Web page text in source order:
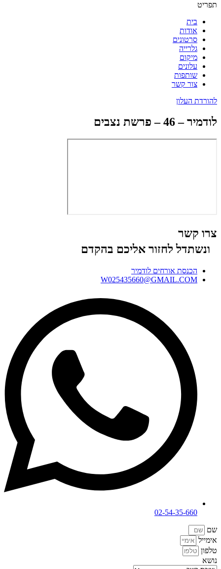
תפריט
בית
אודות
סרטונים
גלרייה
מיקום
עלונים
שותפות
צור קשר
להורדת העלון
לודמיר – 46 – פרשת נצבים
צרו קשר
ונשתדל לחזור אליכם בהקדם
הכנסת אורחים לודמיר
W025435660@GMAIL.COM
02-54-35-660
שם
אימייל
טלפון
נושא